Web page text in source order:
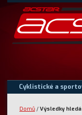
Cyklistické a
Domů / Výsledky